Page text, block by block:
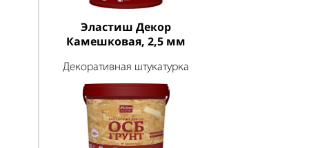
Эластиш Декор
Камешковая, 2,5 мм
Декоративная штукатурка